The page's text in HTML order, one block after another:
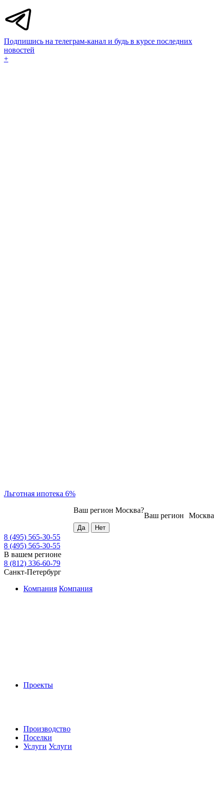
Подпишись на телеграм-канал и будь в курсе последних
новостей
+
Льготная ипотека 6%
Москва
Ваш регион
Ваш регион Москва?
8 (495) 565-30-55
8 (495) 565-30-55
В вашем регионе
8 (812) 336-60-79
Санкт-Петербург
Компания Компания
Проекты
Производство
Поселки
Услуги Услуги